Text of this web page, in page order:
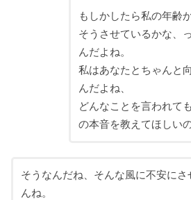
もしかしたら私の年齢
そうさせているかな、
んだよね。
私はあなたとちゃんと
んだよね、
どんなことを言われて
の本音を教えてほしいの
そうなんだね、そんな風に不安にさ
んね。